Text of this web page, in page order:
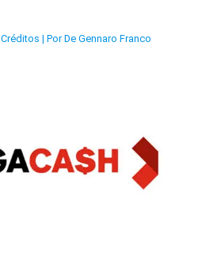
Créditos | Por De Gennaro Franco